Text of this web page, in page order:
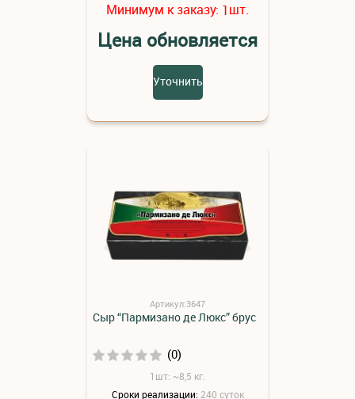
Минимум к заказу: 1шт.
Цена обновляется
Уточнить
Артикул:3647
Сыр “Пармизано де Люкс” брус
(0)
1шт: ~8,5 кг.
Сроки реализации: 240 суток